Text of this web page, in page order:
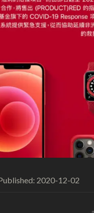
2020-12-02